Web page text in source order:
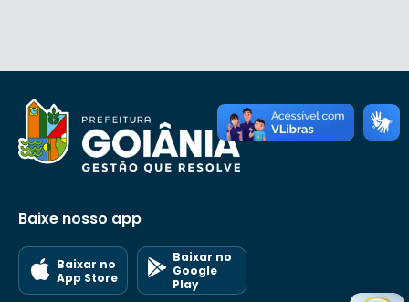
Baixe nosso app
Baixar no
App Store
Baixar no
Google
Play